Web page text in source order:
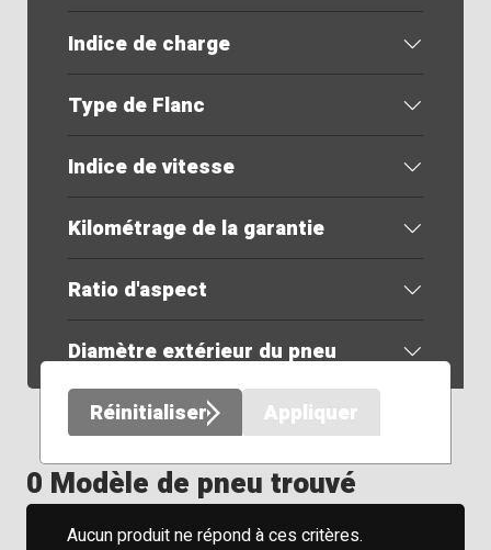
Indice de charge
Type de Flanc
Indice de vitesse
Kilométrage de la garantie
Ratio d'aspect
Diamètre extérieur du pneu
Réinitialiser
Appliquer
0 Modèle de pneu trouvé
Aucun produit ne répond à ces critères.